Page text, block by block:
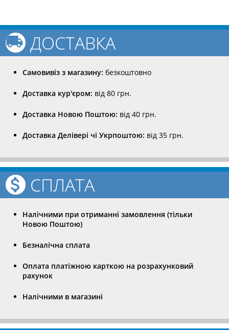
ДОСТАВКА
Самовивіз з магазину: безкоштовно
Доставка кур'єром: від 80 грн.
Доставка Новою Поштою: від 40 грн.
Доставка Делівері чі Укрпоштою: від 35 грн.
СПЛАТА
Налічними при отриманні замовлення (тільки
Новою Поштою)
Безналічна сплата
Оплата платіжною карткою на розрахунковий
рахунок
Налічними в магазині